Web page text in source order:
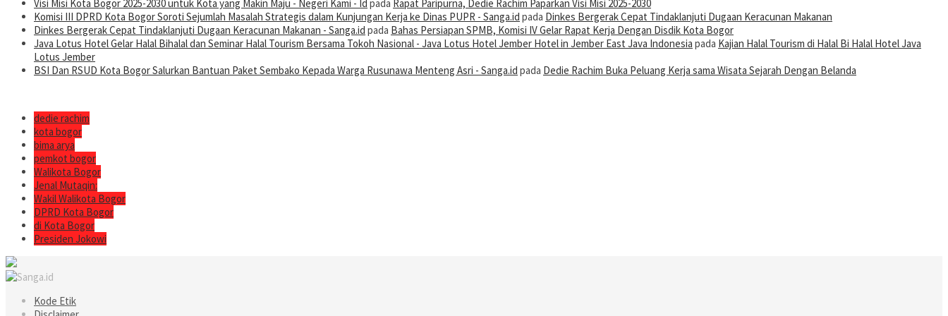
Visi Misi Kota Bogor 2025-2030 untuk Kota yang Makin Maju - Negeri Kami - Id pada Rapat Paripurna, Dedie Rachim Paparkan Visi Misi 2025-2030
Komisi III DPRD Kota Bogor Soroti Sejumlah Masalah Strategis dalam Kunjungan Kerja ke Dinas PUPR - Sanga.id pada Dinkes Bergerak Cepat Tindaklanjuti Dugaan Keracunan Makanan
Dinkes Bergerak Cepat Tindaklanjuti Dugaan Keracunan Makanan - Sanga.id pada Bahas Persiapan SPMB, Komisi IV Gelar Rapat Kerja Dengan Disdik Kota Bogor
Java Lotus Hotel Gelar Halal Bihalal dan Seminar Halal Tourism Bersama Tokoh Nasional - Java Lotus Hotel Jember Hotel in Jember East Java Indonesia pada Kajian Halal Tourism di Halal Bi Halal Hotel Java
Lotus Jember
BSI Dan RSUD Kota Bogor Salurkan Bantuan Paket Sembako Kepada Warga Rusunawa Menteng Asri - Sanga.id pada Dedie Rachim Buka Peluang Kerja sama Wisata Sejarah Dengan Belanda
dedie rachim
kota bogor
bima arya
pemkot bogor
Walikota Bogor
Jenal Mutaqin:
Wakil Walikota Bogor
DPRD Kota Bogor
di Kota Bogor
Presiden Jokowi
Kode Etik